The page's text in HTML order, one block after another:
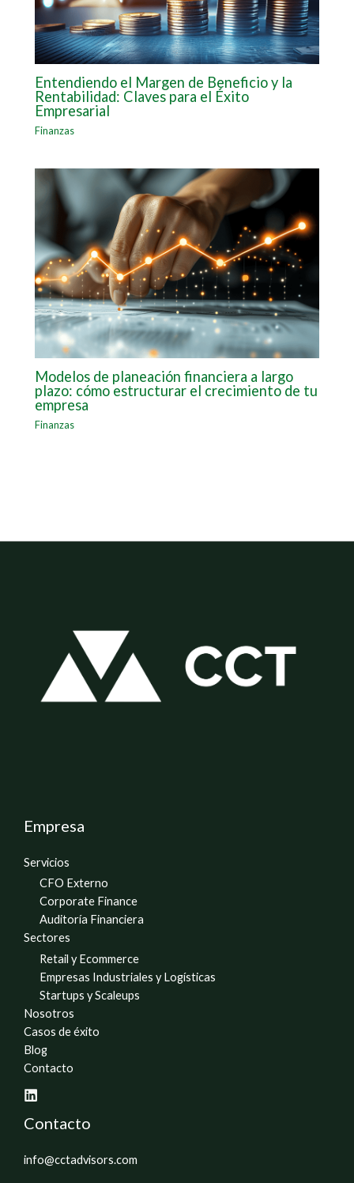
Entendiendo el Margen de Beneficio y la
Rentabilidad: Claves para el Éxito
Empresarial
Finanzas
Modelos de planeación financiera a largo
plazo: cómo estructurar el crecimiento de tu
empresa
Finanzas
Empresa
Servicios
CFO Externo
Corporate Finance
Auditoría Financiera
Sectores
Retail y Ecommerce
Empresas Industriales y Logísticas
Startups y Scaleups
Nosotros
Casos de éxito
Blog
Contacto
Contacto
info@cctadvisors.com